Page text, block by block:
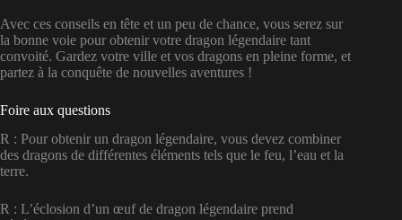
Avec ces conseils en tête et un peu de chance, vous serez sur
la bonne voie pour obtenir votre dragon légendaire tant
convoité. Gardez votre ville et vos dragons en pleine forme, et
partez à la conquête de nouvelles aventures !
Foire aux questions
R : Pour obtenir un dragon légendaire, vous devez combiner
des dragons de différentes éléments tels que le feu, l’eau et la
terre.
R : L’éclosion d’un œuf de dragon légendaire prend